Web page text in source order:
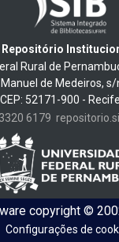
Rural de
de Medeiros, s/
CEP: 52171-900 -
6179
copyright ©
Configurações de